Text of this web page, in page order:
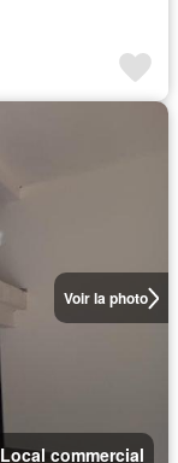
Voir la photo
Local commercial